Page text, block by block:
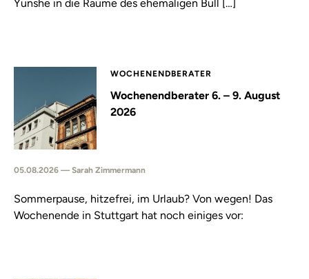
Yunshe in die Räume des ehemaligen Bull […]
WOCHENENDBERATER
Wochenendberater 6. – 9. August
2026
05.08.2026 — Sarah Zimmermann
Sommerpause, hitzefrei, im Urlaub? Von wegen! Das
Wochenende in Stuttgart hat noch einiges vor: